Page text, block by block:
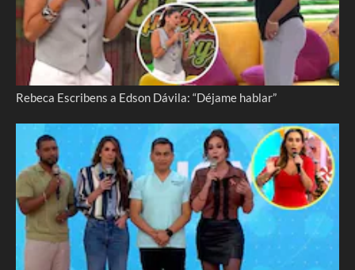
Rebeca Escribens a Edson Dávila: “Déjame hablar”